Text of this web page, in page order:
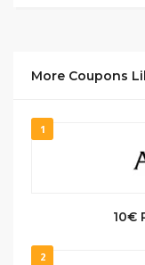
More Coupons
1
10€
2